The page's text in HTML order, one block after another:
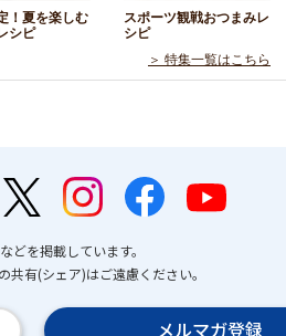
！夏を楽しむ
シピ
スポーツ観戦おつまみレ
シピ
＞ 特集一覧はこちら
どを掲載しています。
有(シェア)はご遠慮ください。
メルマガ登録